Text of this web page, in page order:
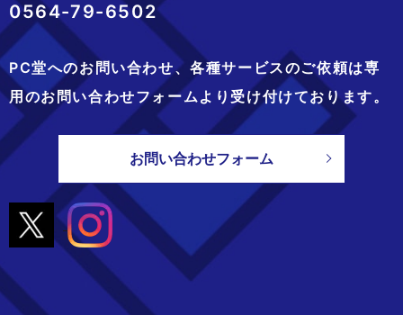
0564-79-6502
PC堂へのお問い合わせ、各種サービスのご依頼は専
用のお問い合わせフォームより 受け付けております。
お問い合わせフォーム